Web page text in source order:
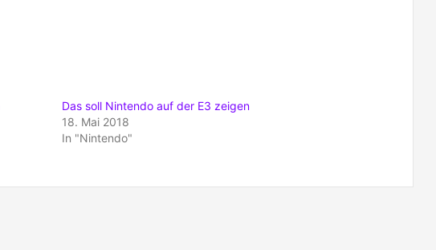
Das soll Nintendo auf der E3 zeigen
18. Mai 2018
In "Nintendo"